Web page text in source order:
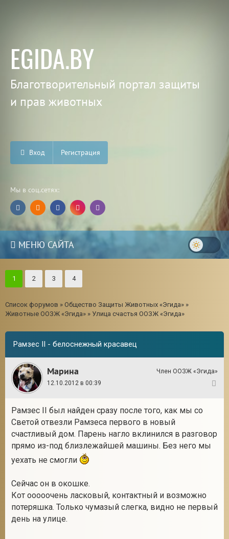
EGIDA.BY
Благотворительный портал защиты
и прав животных
Вход Регистрация
Мы в соц.сетях:
МЕНЮ САЙТА
1 2 3 4
Список форумов » Общество Защиты Животных «Эгида» »
Животные ООЗЖ «Эгида» » Улица счастья ООЗЖ «Эгида»
Рамзес II - белоснежный красавец
Марина
Член ООЗЖ «Эгида»
12.10.2012 в 00:39
Рамзес II был найден сразу после того, как мы со
Светой отвезли Рамзеса первого в новый
счастливый дом. Парень нагло вклинился в разговор
прямо из-под близлежайшей машины. Без него мы
уехать не смогли
Сейчас он в окошке.
Кот ооооочень ласковый, контактный и возможно
потеряшка. Только чумазый слегка, видно не первый
день на улице.